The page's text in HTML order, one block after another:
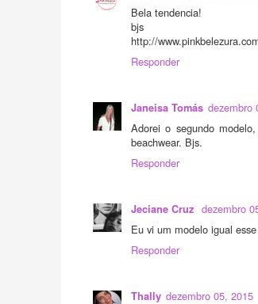
Bela tendencia!
bjs
http://
Responder
Janeisa Tomás dezembro
Adorei o segundo
beachwear. Bjs.
Responder
Jeciane Cruz dezembro
Eu vi um modelo igual
Responder
Thally dezembro 05, 2015